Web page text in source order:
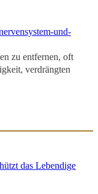
und-
zu entfernen, oft
verdrängten